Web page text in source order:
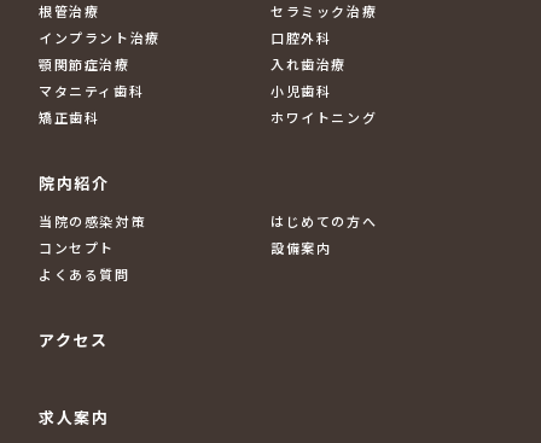
根管治療
セラミック治療
インプラント治療
口腔外科
顎関節症治療
入れ歯治療
マタニティ歯科
小児歯科
矯正歯科
ホワイトニング
院内紹介
当院の感染対策
はじめての方へ
コンセプト
設備案内
よくある質問
アクセス
求人案内